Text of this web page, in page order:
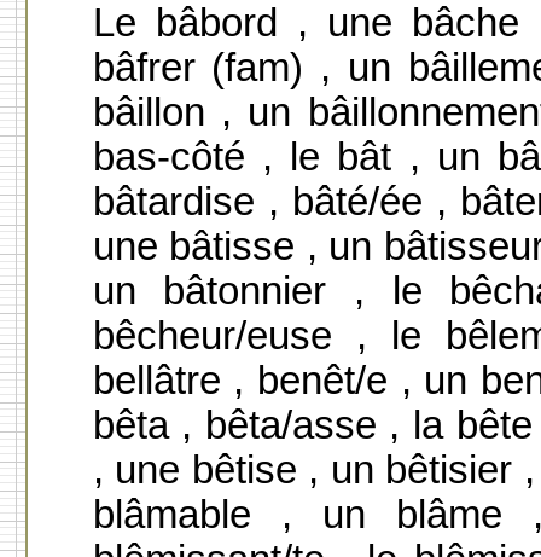
Le bâbord , une
bâfrer (fam) , un
bâillon , un
bas-côté , le bât , un
bâtardise , bâté/ée ,
une bâtisse , un
un bâtonnier , le
bêcheur/euse , le
bellâtre , benêt/e , un
bêta , bêta/asse , la
, une bêtise , un bêtisier
blâmable , un